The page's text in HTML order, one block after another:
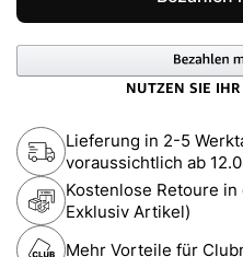
Lieferung in 2-5
voraussichtlich ab
Kostenlose Retoure
Exklusiv Artikel)
Mehr Vorteile für